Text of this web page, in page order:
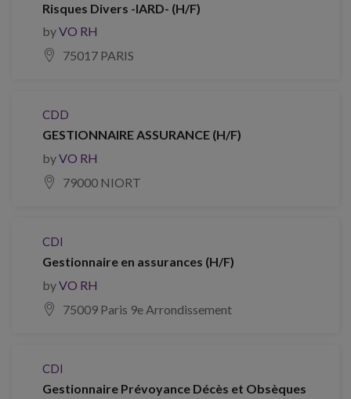
Risques Divers -IARD- (H/F)
byVO RH
75017 PARIS
CDD
GESTIONNAIRE ASSURANCE (H/F)
byVO RH
79000 NIORT
CDI
Gestionnaire en assurances (H/F)
byVO RH
75009 Paris 9e Arrondissement
CDI
Gestionnaire Prévoyance Décès et Obsèques